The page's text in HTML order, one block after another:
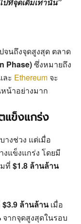
ที่จุดเดิมเท่านั้น”
จนถึงจุดสูงสุด ตลาด
Phase)ซึ่งหมายถึง
ละ Ethereum จะ
น้าอย่างมาก
แข็งแกร่ง
งช่วง แต่เมื่อ
งแข็งแกร่ง โดยมี
ที่ $1.8 ล้านล้าน
$3.9 ล้านล้านเมื่อ
จากจุดสูงสุดในรอบ